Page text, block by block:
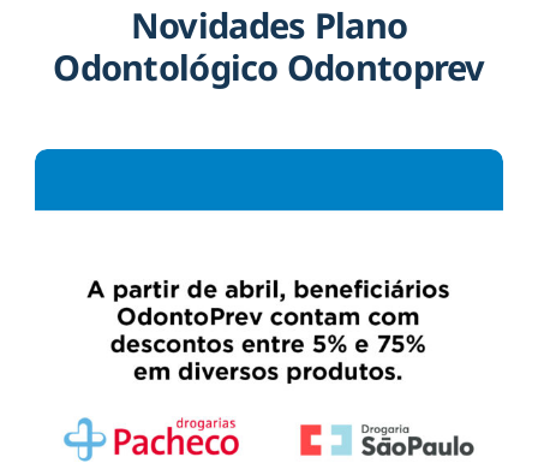
Novidades Plano
Odontológico Odontoprev